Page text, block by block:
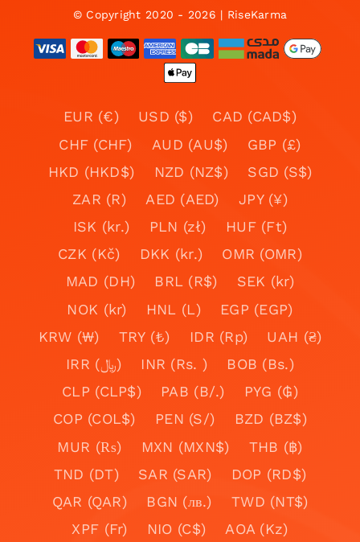
© Copyright 2020 - 2026 | RiseKarma
EUR (€) USD ($)
CAD (CAD$)
CHF (CHF)
AUD (AU$)
GBP (£)
HKD (HKD$)
NZD (NZ$)
SGD (S$)
ZAR (R)
AED (AED)
JPY (¥)
ISK (kr.)
PLN (zł)
HUF (Ft)
CZK (Kč)
DKK (kr.)
OMR (OMR)
MAD (DH)
BRL (R$)
SEK (kr)
NOK (kr)
HNL (L)
EGP (EGP)
KRW (₩)
TRY (₺) IDR (Rp)
UAH (₴)
IRR (﷼)
INR (Rs. )
BOB (Bs.)
CLP (CLP$)
PAB (B/.)
PYG (₲)
COP (COL$)
PEN (S/)
BZD (BZ$)
MUR (₨)
MXN (MXN$)
THB (฿)
TND (DT)
SAR (SAR)
DOP (RD$)
QAR (QAR)
BGN (лв.)
TWD (NT$)
XPF (Fr)
NIO (C$)
AOA (Kz)